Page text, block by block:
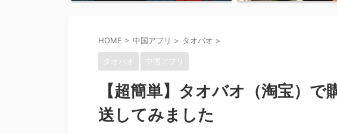
HOME > 中国アプリ > タオバオ >
タオバオ 中国アプリ
【超簡単】タオバオ（淘宝）
送してみました